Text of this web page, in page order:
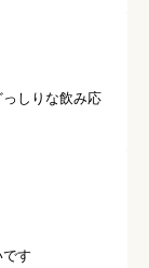
しりな飲み応
す